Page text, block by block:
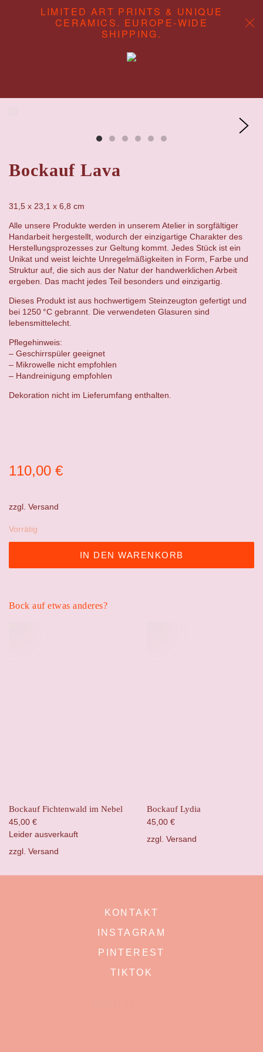
LIMITED ART PRINTS & UNIQUE
CERAMICS. EUROPE-WIDE
SHIPPING.
CONTENT STUDIO
Bockauf Lava
zzgl. Versand
110,00 €
Vorrätig
IN DEN WARENKORB
31,5 x 23,1 x 6,8 cm
Alle unsere Produkte werden in unserem Atelier in sorgfältiger
Handarbeit hergestellt, wodurch der einzigartige Charakter des
Herstellungsprozesses zur Geltung kommt. Jedes Stück ist ein
Unikat und weist leichte Unregelmäßigkeiten in Form, Farbe und
Struktur auf, die sich aus der Natur der handwerklichen Arbeit
ergeben. Das macht jedes Teil besonders und einzigartig.
Dieses Produkt ist aus hochwertigem Steinzeugton gefertigt und
bei 1250 °C gebrannt. Die verwendeten Glasuren sind
lebensmittelecht.
Pflegehinweis:
– Geschirrspüler geeignet
– Mikrowelle nicht empfohlen
– Handreinigung empfohlen
Dekoration nicht im Lieferumfang enthalten.
Bock auf etwas anderes?
Bockauf Fichtenwald im Nebel
45,00 €
Leider ausverkauft
zzgl. Versand
Bockauf Lydia
45,00 €
zzgl. Versand
KONTAKT
INSTAGRAM
PINTEREST
TIKTOK